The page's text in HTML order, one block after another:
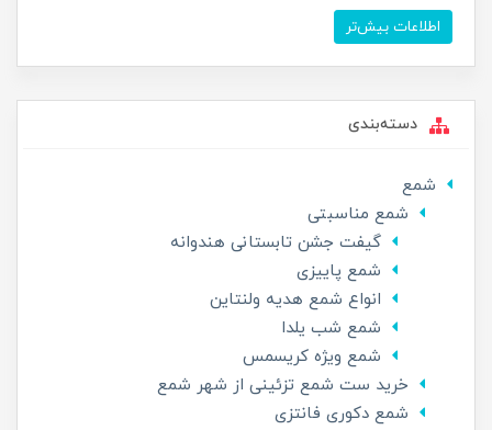
اطلاعات بیش‌تر
دسته‌بندی
شمع
شمع مناسبتی
گیفت جشن تابستانی هندوانه
شمع پاییزی
انواع شمع هدیه ولنتاین
شمع شب یلدا
شمع ویژه کریسمس
خرید ست شمع تزئینی از شهر شمع
شمع دکوری فانتزی